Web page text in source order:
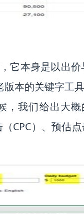
它本身是以出
本的关键字工
，我们给出大
CPC）、预估